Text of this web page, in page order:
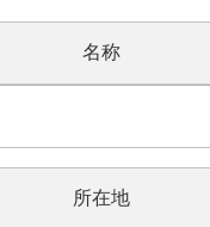
名称
所在地